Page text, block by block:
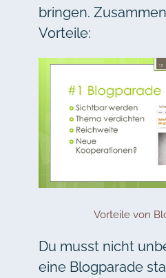
bringen.
Vorteile:
Vorteile von
Du musst nicht
eine Blogparade